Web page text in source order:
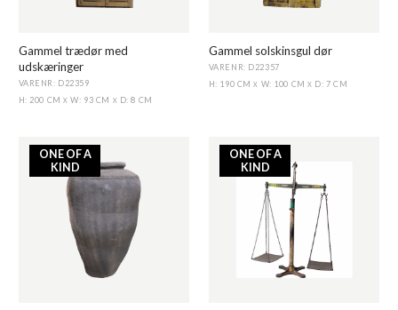
Gammel trædør med
udskæringer
VARENR: D22359
H: 200 CMX W: 93 CM X D: 8 CM
Gammel solskinsgul dør
VARENR: D22357
H: 190 CMX W: 100 CMX D: 7 CM
ONE OF A
KIND
ONE OF A
KIND